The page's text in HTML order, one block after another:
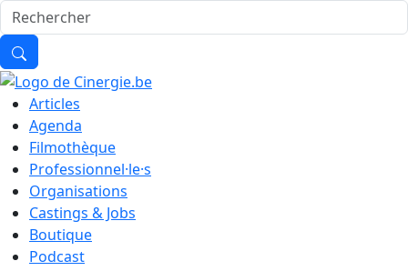
Articles
Agenda
Filmothèque
Professionnel·le·s
Organisations
Castings & Jobs
Boutique
Podcast